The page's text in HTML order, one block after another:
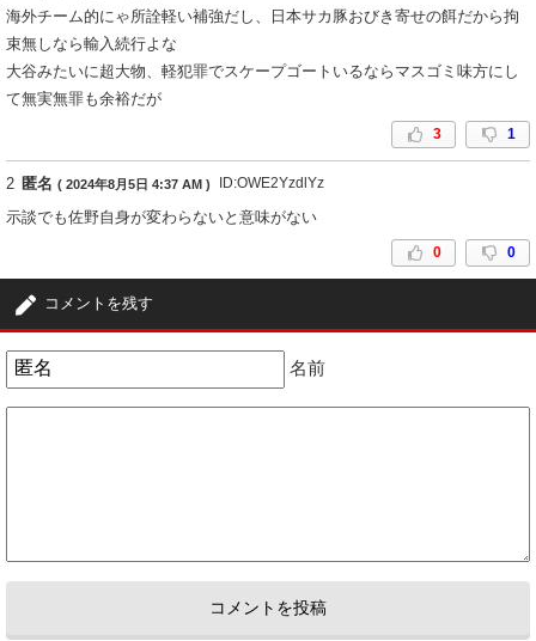
海外チーム的にゃ所詮軽い補強だし、日本サカ豚おびき寄せの餌だから拘
束無しなら輸入続行よな
大谷みたいに超大物、軽犯罪でスケープゴートいるならマスゴミ味方にし
て無実無罪も余裕だが
3 1
2 匿名 ( 2024年8月5日 4:37 AM ) ID:OWE2YzdlYz
示談でも佐野自身が変わらないと意味がない
0 0
コメントを残す
名前